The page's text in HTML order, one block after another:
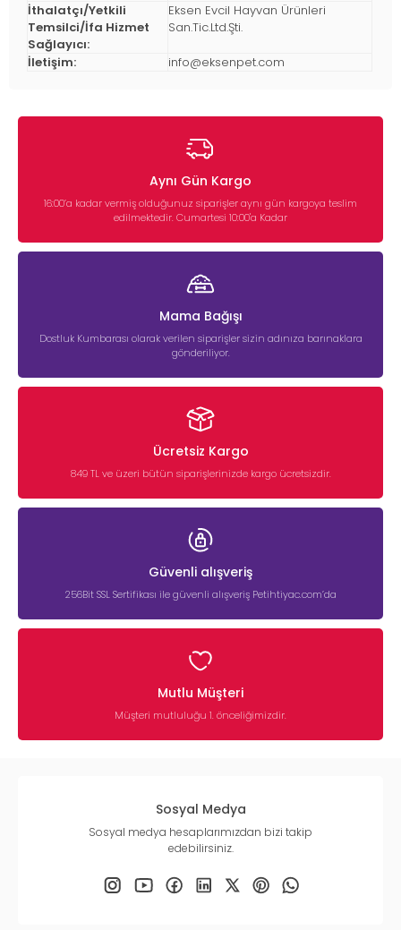
İthalatçı/Yetkili
Temsilci/İfa Hizmet
Sağlayıcı:
Eksen Evcil Hayvan Ürünleri
San.Tic.Ltd.Şti.
İletişim: info@eksenpet.com
Aynı Gün Kargo
16:00’a kadar vermiş olduğunuz siparişler aynı gün kargoya teslim
edilmektedir. Cumartesi 10:00'a Kadar
Mama Bağışı
Dostluk Kumbarası olarak verilen siparişler sizin adınıza barınaklara
gönderiliyor.
Ücretsiz Kargo
849 TL ve üzeri bütün siparişlerinizde kargo ücretsizdir.
Güvenli alışveriş
256Bit SSL Sertifikası ile güvenli alışveriş Petihtiyac.com’da
Mutlu Müşteri
Müşteri mutluluğu 1. önceliğimizdir.
Sosyal Medya
Sosyal medya hesaplarımızdan bizi takip
edebilirsiniz.